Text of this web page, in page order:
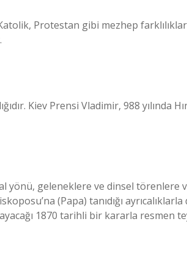
Protestan gibi mezhep
Kiev Prensi Vladimir, 988 yılında
yönü, geleneklere ve dinsel törenlere
(Papa) tanıdığı
1870 tarihli bir kararla resmen